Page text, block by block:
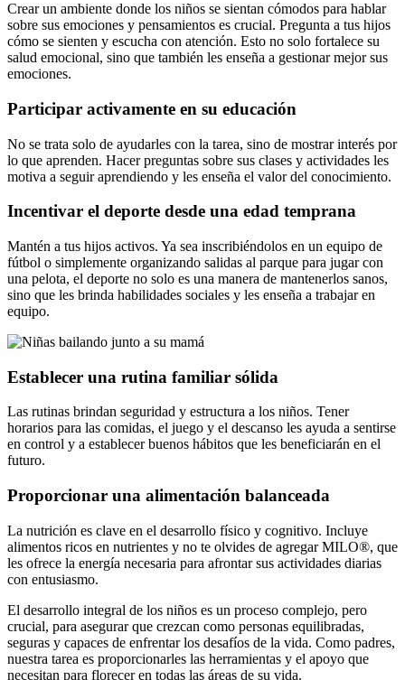
Crear un ambiente donde los niños se sientan cómodos para hablar
sobre sus emociones y pensamientos es crucial. Pregunta a tus hijos
cómo se sienten y escucha con atención. Esto no solo fortalece su
salud emocional, sino que también les enseña a gestionar mejor sus
emociones.
Participar activamente en su educación
No se trata solo de ayudarles con la tarea, sino de mostrar interés por
lo que aprenden. Hacer preguntas sobre sus clases y actividades les
motiva a seguir aprendiendo y les enseña el valor del conocimiento.
Incentivar el deporte desde una edad temprana
Mantén a tus hijos activos. Ya sea inscribiéndolos en un equipo de
fútbol o simplemente organizando salidas al parque para jugar con
una pelota, el deporte no solo es una manera de mantenerlos sanos,
sino que les brinda habilidades sociales y les enseña a trabajar en
equipo.
Establecer una rutina familiar sólida
Las rutinas brindan seguridad y estructura a los niños. Tener
horarios para las comidas, el juego y el descanso les ayuda a sentirse
en control y a establecer buenos hábitos que les beneficiarán en el
futuro.
Proporcionar una alimentación balanceada
La nutrición es clave en el desarrollo físico y cognitivo. Incluye
alimentos ricos en nutrientes y no te olvides de agregar MILO®, que
les ofrece la energía necesaria para afrontar sus actividades diarias
con entusiasmo.
El desarrollo integral de los niños es un proceso complejo, pero
crucial, para asegurar que crezcan como personas equilibradas,
seguras y capaces de enfrentar los desafíos de la vida. Como padres,
nuestra tarea es proporcionarles las herramientas y el apoyo que
necesitan para florecer en todas las áreas de su vida.